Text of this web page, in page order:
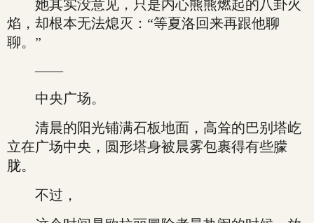
她其实没意见，只是内心熊熊燃起的八卦火
焰，却根本无法熄灭：“等夏洛回来再跟他聊
聊。”
——
中央广场。
清晨的阳光铺满石板地面，高耸的巴别塔屹
立在广场中央，圆形塔身被晨雾包裹得有些朦
胧。
不过，